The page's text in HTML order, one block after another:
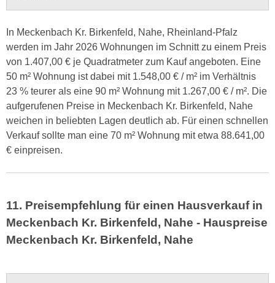
In Meckenbach Kr. Birkenfeld, Nahe, Rheinland-Pfalz
werden im Jahr 2026 Wohnungen im Schnitt zu einem Preis
von 1.407,00 € je Quadratmeter zum Kauf angeboten. Eine
50 m² Wohnung ist dabei mit 1.548,00 € / m² im Verhältnis
23 % teurer als eine 90 m² Wohnung mit 1.267,00 € / m². Die
aufgerufenen Preise in Meckenbach Kr. Birkenfeld, Nahe
weichen in beliebten Lagen deutlich ab. Für einen schnellen
Verkauf sollte man eine 70 m² Wohnung mit etwa 88.641,00
€ einpreisen.
11. Preisempfehlung für einen Hausverkauf in
Meckenbach Kr. Birkenfeld, Nahe - Hauspreise
Meckenbach Kr. Birkenfeld, Nahe